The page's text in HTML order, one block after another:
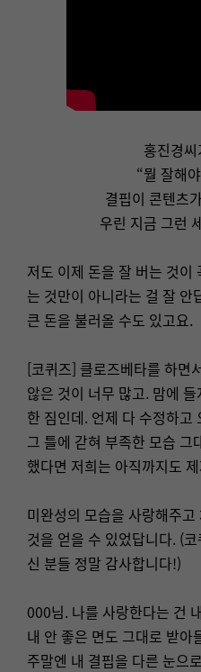
홍진경
“뭘 잘해
결핍이 콘텐츠
우린 지금 그런
저도 이제 돈을 잘 버는 것이
는 것만이 아니라는 걸 잘 안
큰 돈을 불러올 수도 있고요.
[코퀴즈] 클로즈베타를 하면
않은 것이 너무 많고. 맘에
한 짐인데. 언제 다 수정하고
그 틀에 갇혀 부족한 모습 그
했다면 저희는 아직까지도
미완성의 모습을 사랑해주
것을 얻을 수 있었답니다. (
신 분들 정말 감사합니다!)
000님. 나를 사랑한다는 건
내 안 좋은 면도 그대로 받아
주말엔 내 결핍을 다른 눈으